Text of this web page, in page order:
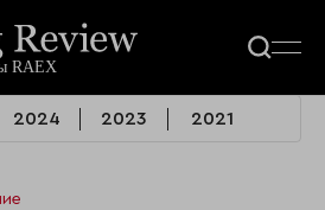
2024 2023 2021